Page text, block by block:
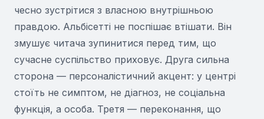
чесно зустрітися з власною внутрішньою
правдою. Альбісетті не поспішає втішати. Він
змушує читача зупинитися перед тим, що
сучасне суспільство приховує. Друга сильна
сторона — персоналістичний акцент: у центрі
стоїть не симптом, не діагноз, не соціальна
функція, а особа. Третя — переконання, що